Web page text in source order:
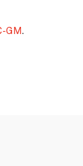
GM.